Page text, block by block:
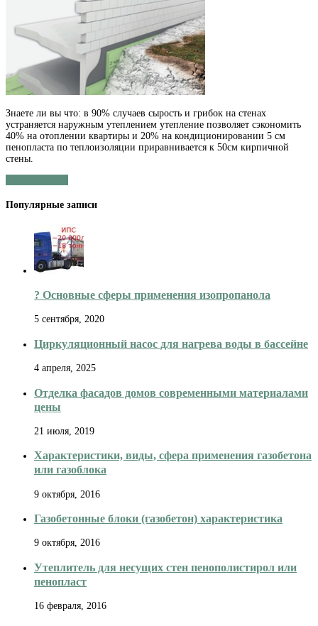
Знаете ли вы что: в 90% случаев сырость и грибок на стенах
устраняется наружным утеплением утепление позволяет сэкономить
40% на отоплении квартиры и 20% на кондиционировании 5 см
пенопласта по теплоизоляции приравнивается к 50см кирпичной
стены.
Популярные записи
?️ Основные сферы применения изопропанола
5 сентября, 2020
Циркуляционный насос для нагрева воды в бассейне
4 апреля, 2025
Отделка фасадов домов современными материалами
цены
21 июля, 2019
Характеристики, виды, сфера применения газобетона
или газоблока
9 октября, 2016
Газобетонные блоки (газобетон) характеристика
9 октября, 2016
Утеплитель для несущих стен пенополистирол или
пенопласт
16 февраля, 2016